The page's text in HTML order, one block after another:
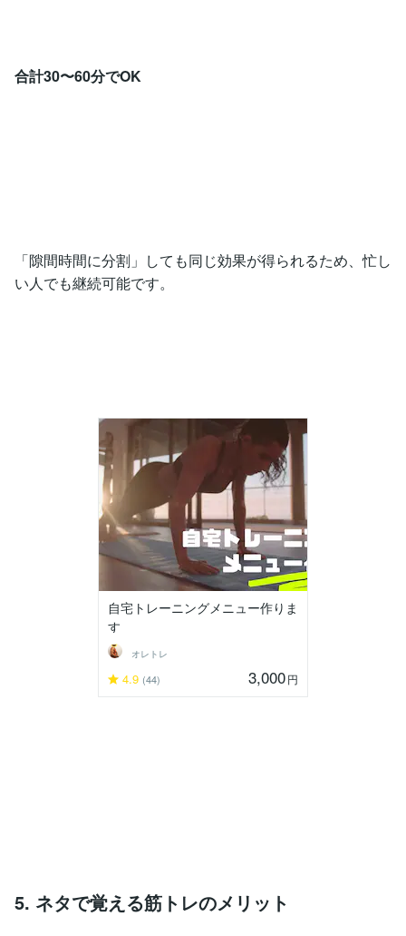
合計30〜60分でOK
「隙間時間に分割」しても同じ効果が得られるため、忙し
い人でも継続可能です。
自宅トレーニングメニュー作りま
す
オレトレ
4.9 (44) 3,000円
5. ネタで覚える筋トレのメリット